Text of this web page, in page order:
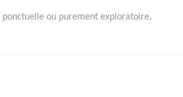
ponctuelle ou purement exploratoire.